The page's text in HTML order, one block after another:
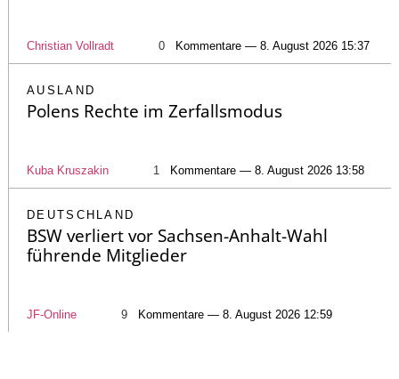
Christian Vollradt 0 Kommentare — 8. August 2026 15:37
AUSLAND
Polens Rechte im Zerfallsmodus
Kuba Kruszakin 1 Kommentare — 8. August 2026 13:58
DEUTSCHLAND
BSW verliert vor Sachsen-Anhalt-Wahl
führende Mitglieder
JF-Online 9 Kommentare — 8. August 2026 12:59